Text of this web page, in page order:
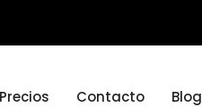
Precios Contacto Blog